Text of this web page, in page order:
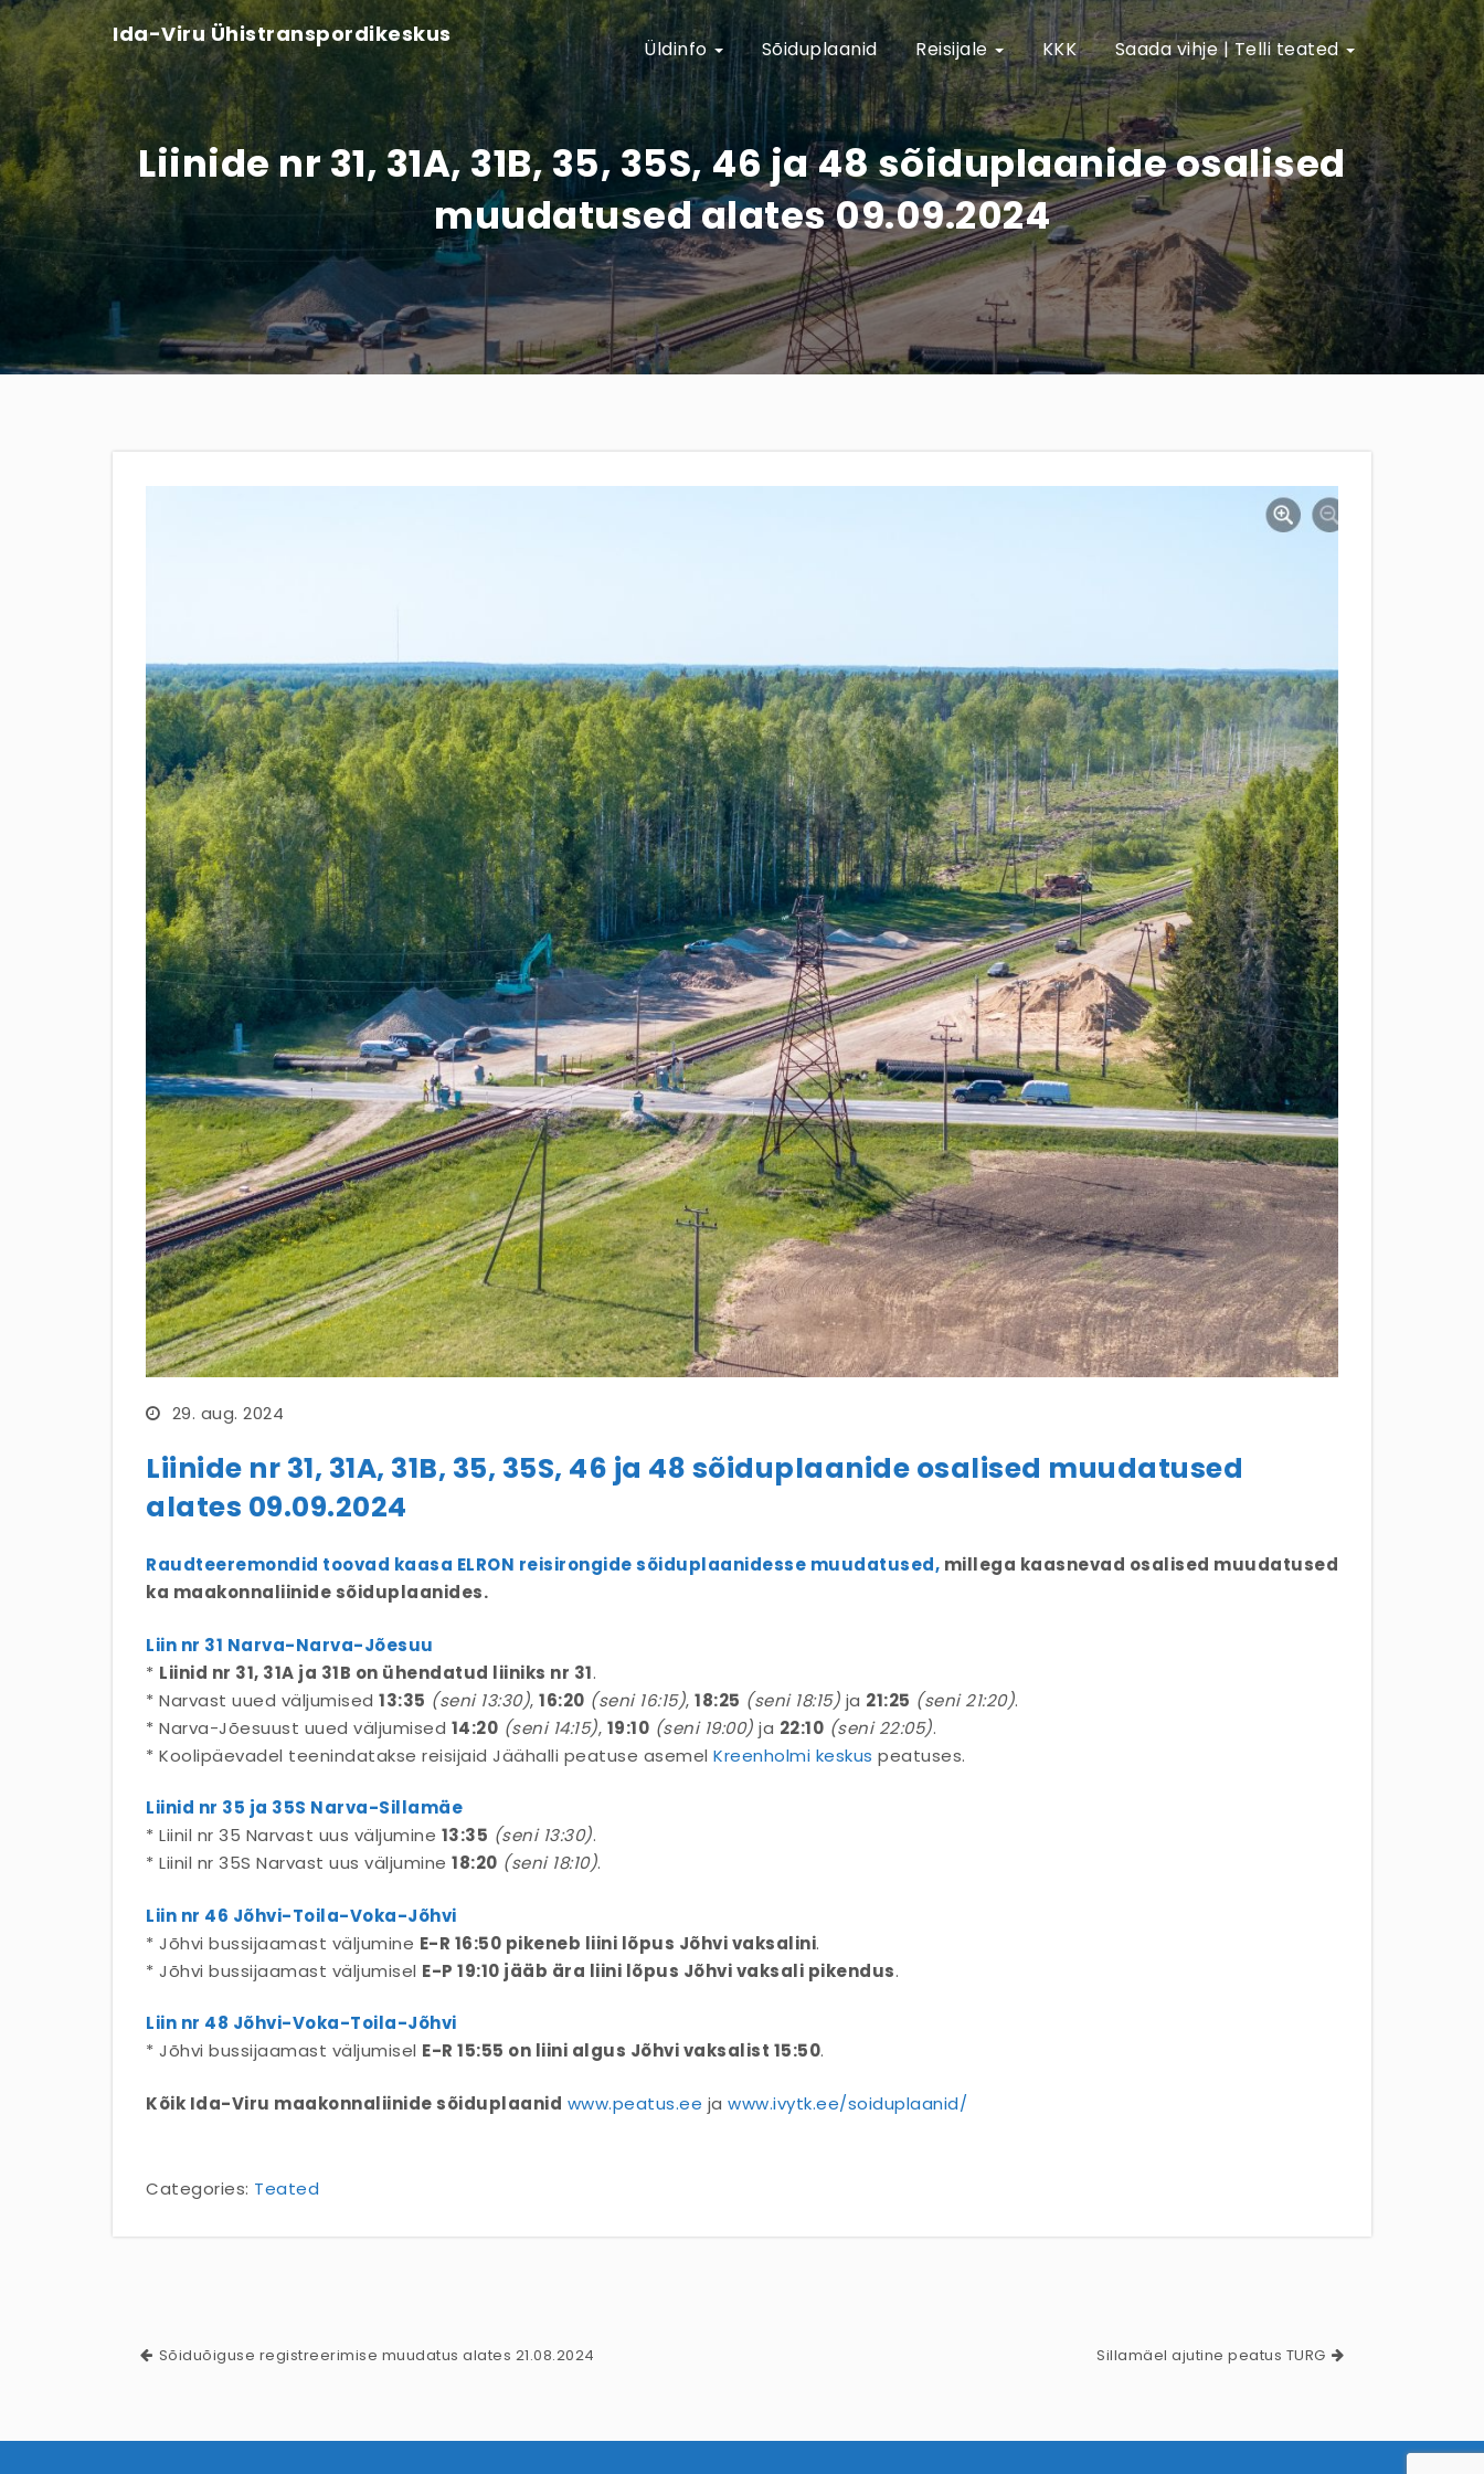
Ida-Viru Ühistranspordikeskus
Üldinfo Sõiduplaanid Reisijale KKK Saada vihje | Telli teated
Liinide nr 31, 31A, 31B, 35, 35S, 46 ja 48 sõiduplaanide osalised
muudatused alates 09.09.2024
29. aug. 2024
Liinide nr 31, 31A, 31B, 35, 35S, 46 ja 48 sõiduplaanide osalised muudatused
alates 09.09.2024
Raudteeremondid toovad kaasa ELRON reisirongide sõiduplaanidesse muudatused, millega kaasnevad osalised muudatused
ka maakonnaliinide sõiduplaanides.
Liin nr 31 Narva-Narva-Jõesuu
* Liinid nr 31, 31A ja 31B on ühendatud liiniks nr 31.
* Narvast uued väljumised 13:35 (seni 13:30), 16:20 (seni 16:15), 18:25 (seni 18:15) ja 21:25 (seni 21:20).
* Narva-Jõesuust uued väljumised 14:20 (seni 14:15), 19:10 (seni 19:00) ja 22:10 (seni 22:05).
* Koolipäevadel teenindatakse reisijaid Jäähalli peatuse asemel Kreenholmi keskus peatuses.
Liinid nr 35 ja 35S Narva-Sillamäe
* Liinil nr 35 Narvast uus väljumine 13:35 (seni 13:30).
* Liinil nr 35S Narvast uus väljumine 18:20 (seni 18:10).
Liin nr 46 Jõhvi-Toila-Voka-Jõhvi
* Jõhvi bussijaamast väljumine E-R 16:50 pikeneb liini lõpus Jõhvi vaksalini.
* Jõhvi bussijaamast väljumisel E-P 19:10 jääb ära liini lõpus Jõhvi vaksali pikendus.
Liin nr 48 Jõhvi-Voka-Toila-Jõhvi
* Jõhvi bussijaamast väljumisel E-R 15:55 on liini algus Jõhvi vaksalist 15:50.
Kõik Ida-Viru maakonnaliinide sõiduplaanid www.peatus.ee ja www.ivytk.ee/soiduplaanid/
Categories: Teated
Sõiduõiguse registreerimise muudatus alates 21.08.2024 Sillamäel ajutine peatus TURG